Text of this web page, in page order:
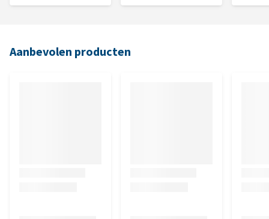
Aanbevolen producten